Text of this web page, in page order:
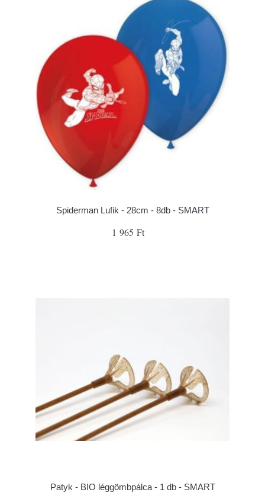
Spiderman Lufik - 28cm - 8db - SMART
1 965 Ft
Patyk - BIO léggömbpálca - 1 db - SMART